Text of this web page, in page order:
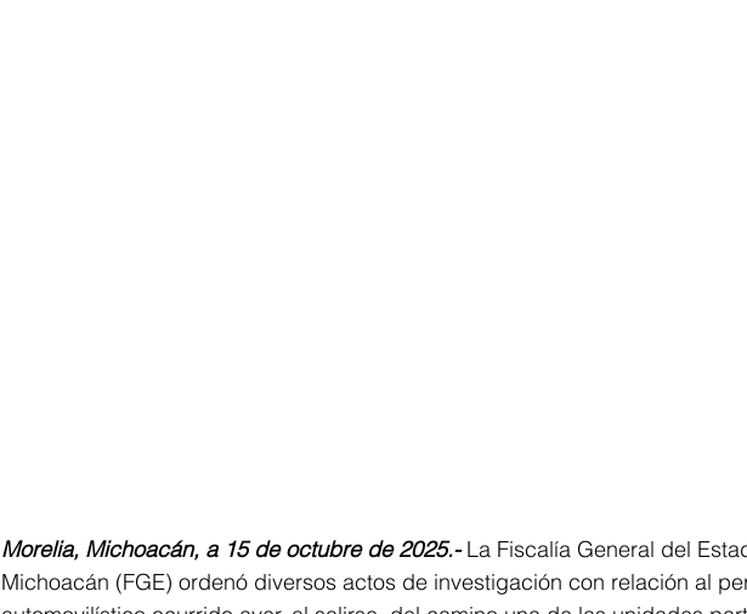
Morelia, Michoacán, a 15 de octubre de 2025.- La Fiscalía General del
Michoacán (FGE) ordenó diversos actos de investigación con relación al